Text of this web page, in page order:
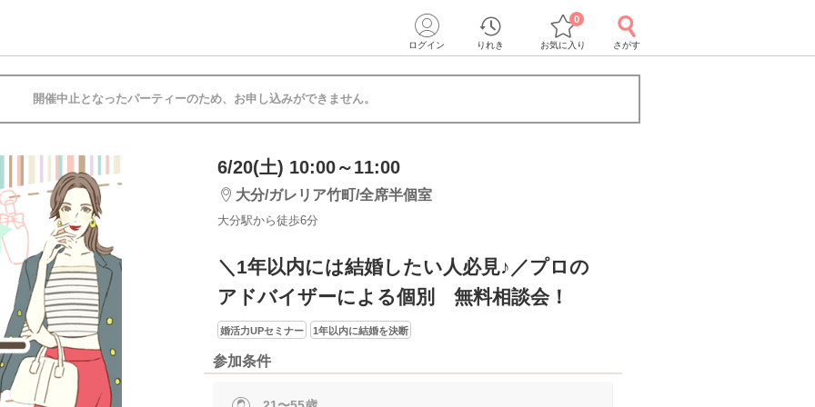
ログイン りれき お気に入り
0
さがす
開催中止となったパーティーのため、お申し込みができません。
6/20(土) 10:00～11:00
大分/ガレリア竹町/全席半個室
大分駅から徒歩6分
＼1年以内には結婚したい人必見♪／プロの
アドバイザーによる個別 無料相談会！
婚活力UPセミナー 1年以内に結婚を決断
参加条件